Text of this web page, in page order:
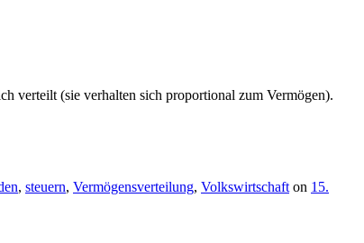
verteilt (sie verhalten sich proportional zum Vermögen).
, steuern, Vermögensverteilung, Volkswirtschaft on 15.